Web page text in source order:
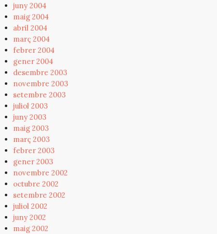
juny 2004
maig 2004
abril 2004
març 2004
febrer 2004
gener 2004
desembre 2003
novembre 2003
setembre 2003
juliol 2003
juny 2003
maig 2003
març 2003
febrer 2003
gener 2003
novembre 2002
octubre 2002
setembre 2002
juliol 2002
juny 2002
maig 2002